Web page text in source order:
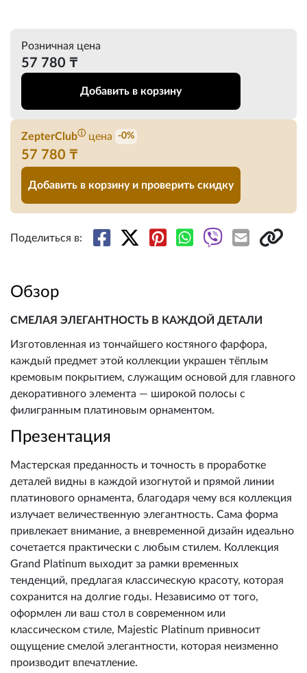
Розничная цена
57 780 ₸
Добавить в корзину
ZepterClubⓘ цена -0%
57 780 ₸
Добавить в корзину и проверить скидку
Поделиться в:
Обзор
СМЕЛАЯ ЭЛЕГАНТНОСТЬ В КАЖДОЙ ДЕТАЛИ
Изготовленная из тончайшего костяного фарфора,
каждый предмет этой коллекции украшен тёплым
кремовым покрытием, служащим основой для главного
декоративного элемента — широкой полосы с
филигранным платиновым орнаментом.
Презентация
Мастерская преданность и точность в проработке
деталей видны в каждой изогнутой и прямой линии
платинового орнамента, благодаря чему вся коллекция
излучает величественную элегантность. Сама форма
привлекает внимание, а вневременной дизайн идеально
сочетается практически с любым стилем. Коллекция
Grand Platinum выходит за рамки временных
тенденций, предлагая классическую красоту, которая
сохранится на долгие годы. Независимо от того,
оформлен ли ваш стол в современном или
классическом стиле, Majestic Platinum привносит
ощущение смелой элегантности, которая неизменно
производит впечатление.